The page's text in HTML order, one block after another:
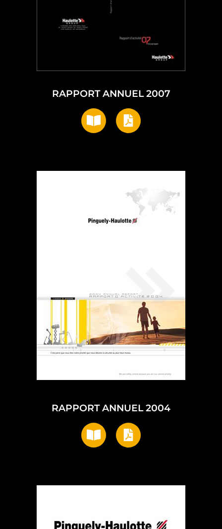
RAPPORT ANNUEL 2007
RAPPORT ANNUEL 2004